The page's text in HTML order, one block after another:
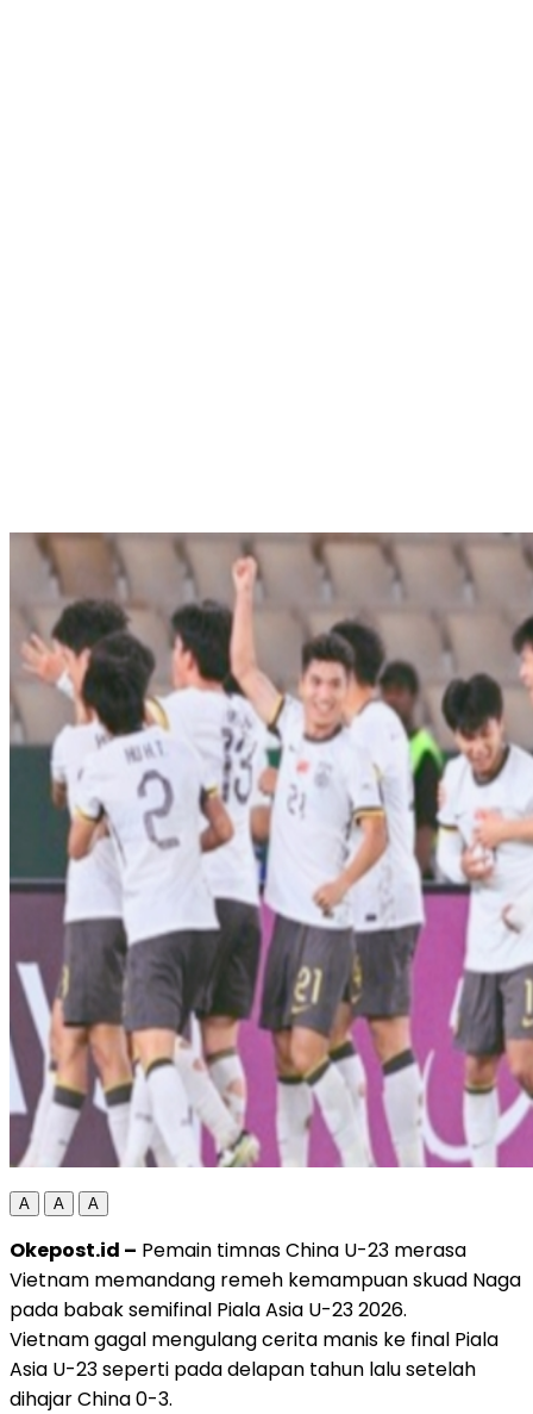
A A A
Okepost.id – Pemain timnas China U-23 merasa
Vietnam memandang remeh kemampuan skuad Naga
pada babak semifinal Piala Asia U-23 2026.
Vietnam gagal mengulang cerita manis ke final Piala
Asia U-23 seperti pada delapan tahun lalu setelah
dihajar China 0-3.